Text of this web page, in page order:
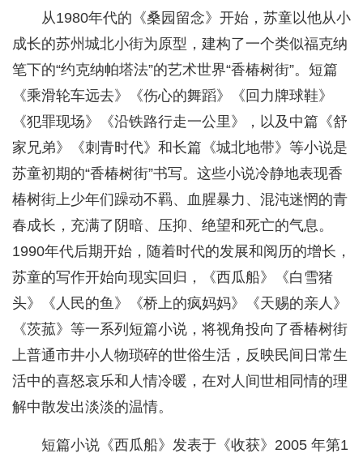
从1980年代的《桑园留念》开始，苏童以他从小
成长的苏州城北小街为原型，建构了一个类似福克纳
笔下的“约克纳帕塔法”的艺术世界“香椿树街”。短篇
《乘滑轮车远去》《伤心的舞蹈》《回力牌球鞋》
《犯罪现场》《沿铁路行走一公里》，以及中篇《舒
家兄弟》《刺青时代》和长篇《城北地带》等小说是
苏童初期的“香椿树街”书写。这些小说冷静地表现香
椿树街上少年们躁动不羁、血腥暴力、混沌迷惘的青
春成长，充满了阴暗、压抑、绝望和死亡的气息。
1990年代后期开始，随着时代的发展和阅历的增长，
苏童的写作开始向现实回归，《西瓜船》《白雪猪
头》《人民的鱼》《桥上的疯妈妈》《天赐的亲人》
《茨菰》等一系列短篇小说，将视角投向了香椿树街
上普通市井小人物琐碎的世俗生活，反映民间日常生
活中的喜怒哀乐和人情冷暖，在对人间世相同情的理
解中散发出淡淡的温情。
短篇小说《西瓜船》发表于《收获》2005 年第1